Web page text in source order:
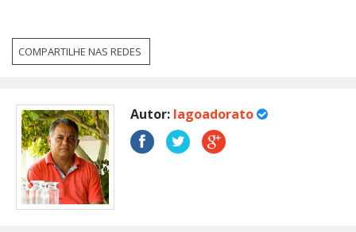
COMPARTILHE NAS REDES
Autor: lagoadorato